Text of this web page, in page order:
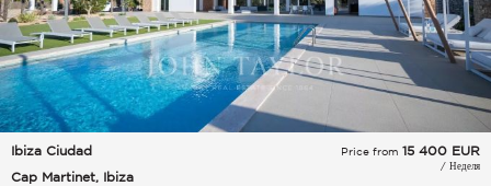
Ibiza Ciudad
Cap Martinet, Ibiza
Price from 15 400 EUR
/ Неделя